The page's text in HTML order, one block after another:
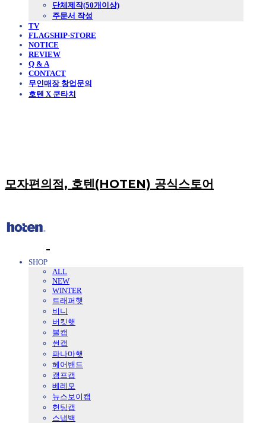
단체제작(50개이상)
주문서 작성
TV
FLAGSHIP-STORE
NOTICE
REVIEW
Q & A
CONTACT
무인매장 창업문의
호텐 X 쿤타치
모자편의점, 호텐(HOTEN) 공식스토어
SHOP
ALL
NEW
WINTER
트래퍼햇
비니
버킷햇
볼캡
썬캡
파나마햇
헤어밴드
캠프캡
베레모
뉴스보이캡
헌팅캡
스냅백